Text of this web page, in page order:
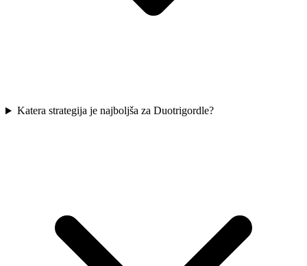
Katera strategija je najboljša za Duotrigordle?